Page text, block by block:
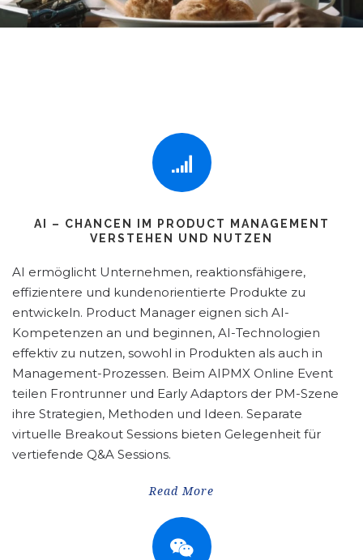
AI – CHANCEN IM PRODUCT MANAGEMENT
VERSTEHEN UND NUTZEN
AI ermöglicht Unternehmen, reaktionsfähigere,
effizientere und kundenorientierte Produkte zu
entwickeln. Product Manager eignen sich AI-
Kompetenzen an und beginnen, AI-Technologien
effektiv zu nutzen, sowohl in Produkten als auch in
Management-Prozessen. Beim AIPMX Online Event
teilen Frontrunner und Early Adaptors der PM-Szene
ihre Strategien, Methoden und Ideen. Separate
virtuelle Breakout Sessions bieten Gelegenheit für
vertiefende Q&A Sessions.
Read More